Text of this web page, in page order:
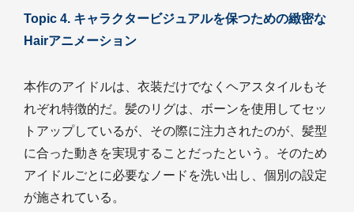
Topic 4. キャラクタービジュアルを保つための緻密な
Hairアニメーション
本作のアイドルは、衣装だけでなくヘアスタイルもそ
れぞれ特徴的だ。髪のリグは、ボーンを使用してセッ
トアップしているが、その際に注力されたのが、髪型
に合った動きを実現することだったという。そのため
アイドルごとに必要なノードを洗い出し、個別の設定
が施されている。